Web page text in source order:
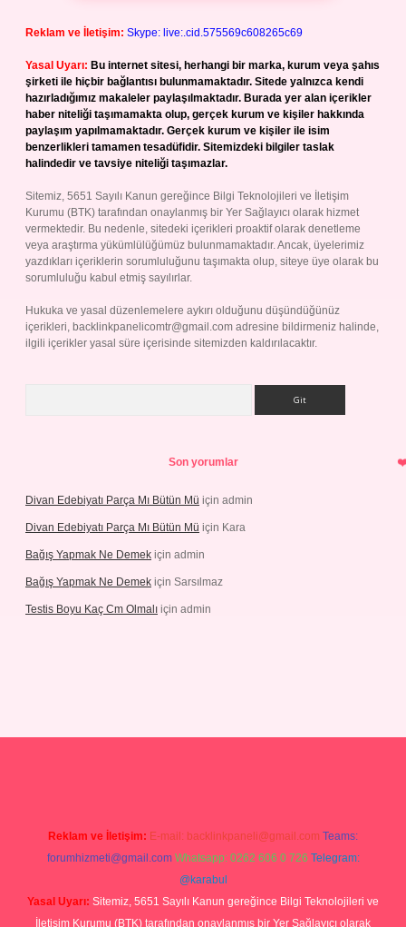
Reklam ve İletişim: Skype: live:.cid.575569c608265c69
Yasal Uyarı: Bu internet sitesi, herhangi bir marka, kurum veya şahıs
şirketi ile hiçbir bağlantısı bulunmamaktadır. Sitede yalnızca kendi
hazırladığımız makaleler paylaşılmaktadır. Burada yer alan içerikler
haber niteliği taşımamakta olup, gerçek kurum ve kişiler hakkında
paylaşım yapılmamaktadır. Gerçek kurum ve kişiler ile isim
benzerlikleri tamamen tesadüfidir. Sitemizdeki bilgiler taslak
halindedir ve tavsiye niteliği taşımazlar.
Sitemiz, 5651 Sayılı Kanun gereğince Bilgi Teknolojileri ve İletişim
Kurumu (BTK) tarafından onaylanmış bir Yer Sağlayıcı olarak hizmet
vermektedir. Bu nedenle, sitedeki içerikleri proaktif olarak denetleme
veya araştırma yükümlülüğümüz bulunmamaktadır. Ancak, üyelerimiz
yazdıkları içeriklerin sorumluluğunu taşımakta olup, siteye üye olarak bu
sorumluluğu kabul etmiş sayılırlar.
Hukuka ve yasal düzenlemelere aykırı olduğunu düşündüğünüz
içerikleri, backlinkpanelicomtr@gmail.com adresine bildirmeniz halinde,
ilgili içerikler yasal süre içerisinde sitemizden kaldırılacaktır.
Son yorumlar
Divan Edebiyatı Parça Mı Bütün Mü için admin
Divan Edebiyatı Parça Mı Bütün Mü için Kara
Bağış Yapmak Ne Demek için admin
Bağış Yapmak Ne Demek için Sarsılmaz
Testis Boyu Kaç Cm Olmalı için admin
Reklam ve İletişim: E-mail: backlinkpaneli@gmail.com Teams:
forumhizmeti@gmail.com Whatsapp: 0262 606 0 726 Telegram:
@karabul
Yasal Uyarı: Sitemiz, 5651 Sayılı Kanun gereğince Bilgi Teknolojileri ve
İletişim Kurumu (BTK) tarafından onaylanmış bir Yer Sağlayıcı olarak